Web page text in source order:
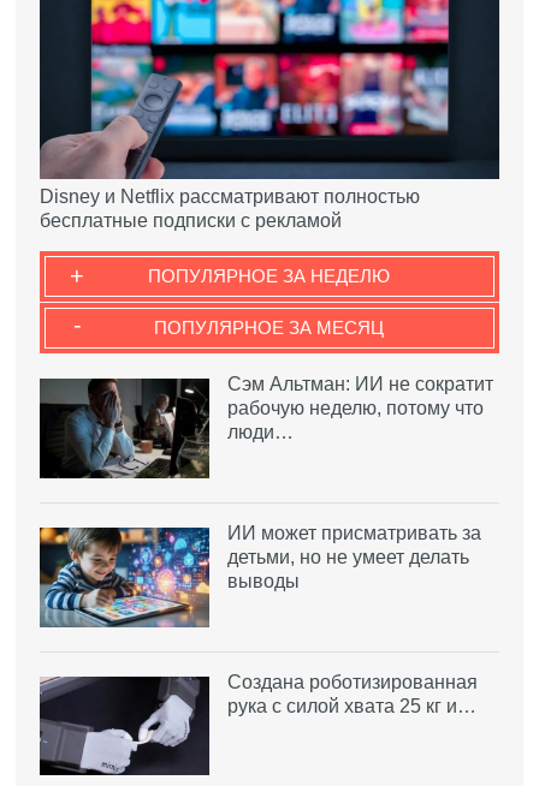
Disney и Netflix рассматривают полностью
бесплатные подписки с рекламой
ПОПУЛЯРНОЕ ЗА НЕДЕЛЮ
+
ПОПУЛЯРНОЕ ЗА МЕСЯЦ
-
Сэм Альтман: ИИ не сократит
рабочую неделю, потому что
люди…
ИИ может присматривать за
детьми, но не умеет делать
выводы
Создана роботизированная
рука с силой хвата 25 кг и…